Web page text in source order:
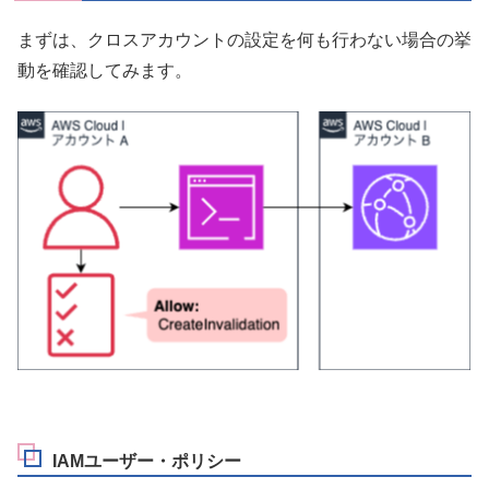
まずは、クロスアカウントの設定を何も行わない場合の挙
動を確認してみます。
IAMユーザー・ポリシー